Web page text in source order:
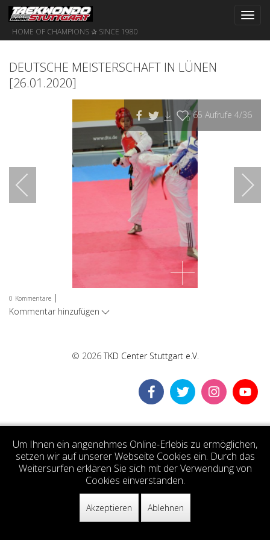
HOME OF CHAMPIONS ✰ SINCE 1980
DEUTSCHE MEISTERSCHAFT IN LÜNEN
[26.01.2020]
0 65 Aufrufe 4/36
0 Kommentare |
Kommentar hinzufügen
© 2026TKD Center Stuttgart e.V.
Um Ihnen ein angenehmes Online-Erlebis zu ermöglichen,
setzen wir auf unserer Webseite Cookies ein. Durch das
Weitersurfen erklären Sie sich mit der Verwendung von
Cookies einverstanden.
Akzeptieren Ablehnen